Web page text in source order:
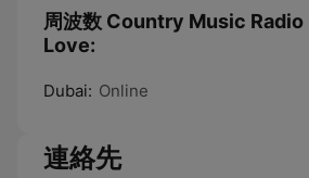
周波数 Country Music
Love:
Dubai: Online
連絡先